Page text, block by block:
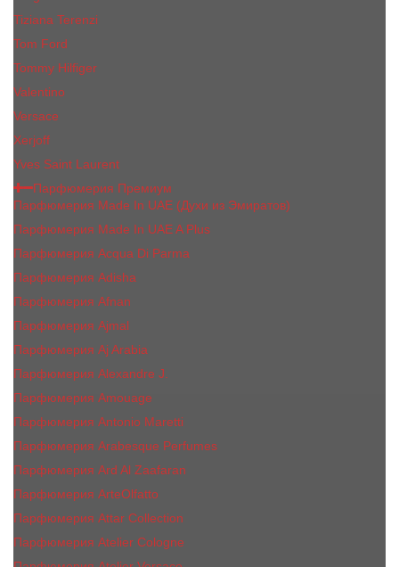
Tiziana Terenzi
Tom Ford
Tommy Hilfiger
Valentino
Versace
Xerjoff
Yves Saint Laurent
Парфюмерия Премиум
Парфюмерия Made In UAE (Духи из Эмиратов)
Парфюмерия Made In UAE A Plus
Парфюмерия Acqua Di Parma
Парфюмерия Adisha
Парфюмерия Afnan
Парфюмерия Ajmal
Парфюмерия Aj Arabia
Парфюмерия Alexandre J.
Парфюмерия Amouage
Парфюмерия Antonio Maretti
Парфюмерия Arabesque Perfumes
Парфюмерия Ard Al Zaafaran
Парфюмерия ArteOlfatto
Парфюмерия Attar Collection
Парфюмерия Atelier Cologne